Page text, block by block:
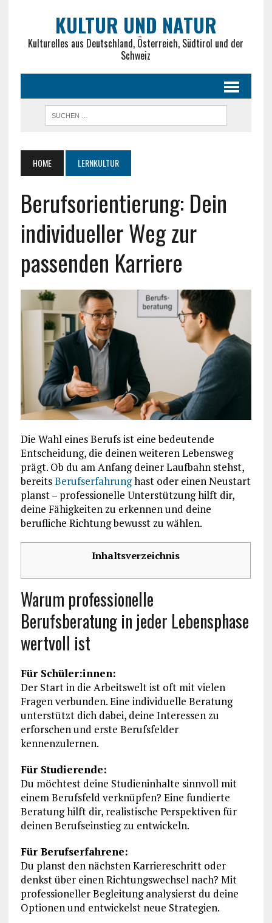
KULTUR UND NATUR
Kulturelles aus Deutschland, Österreich, Südtirol und der
Schweiz
HOME LERNKULTUR
Berufsorientierung: Dein
individueller Weg zur
passenden Karriere
Die Wahl eines Berufs ist eine bedeutende
Entscheidung, die deinen weiteren Lebensweg
prägt. Ob du am Anfang deiner Laufbahn stehst,
bereitsBerufserfahrunghast oder einen Neustart
planst – professionelle Unterstützung hilft dir,
deine Fähigkeiten zu erkennen und deine
berufliche Richtung bewusst zu wählen.
Inhaltsverzeichnis
Warum professionelle
Berufsberatung in jeder Lebensphase
wertvoll ist
Für Schüler:innen:
Der Start in die Arbeitswelt ist oft mit vielen
Fragen verbunden. Eine individuelle Beratung
unterstützt dich dabei, deine Interessen zu
erforschen und erste Berufsfelder
kennenzulernen.
Für Studierende:
Du möchtest deine Studieninhalte sinnvoll mit
einem Berufsfeld verknüpfen? Eine fundierte
Beratung hilft dir, realistische Perspektiven für
deinen Berufseinstieg zu entwickeln.
Für Berufserfahrene:
Du planst den nächsten Karriereschritt oder
denkst über einen Richtungswechsel nach? Mit
professioneller Begleitung analysierst du deine
Optionen und entwickelst neue Strategien.